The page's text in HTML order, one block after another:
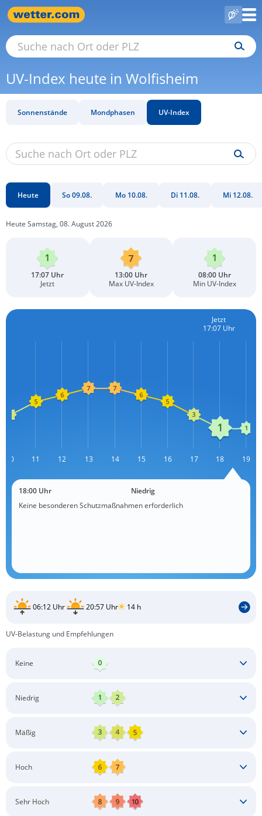
UV-Index heute in Wolfisheim
Sonnenstände Mondphasen UV-Index
Heute So 09.08. Mo 10.08. Di 11.08. Mi 12.08.
Heute Samstag, 08. August 2026
17:07 Uhr
Jetzt
13:00 Uhr
Max UV-Index
08:00 Uhr
Min UV-Index
Jetzt
17:07 Uhr
10 11 12 13 14 15 16 17 18 19
18:00 Uhr
Niedrig
Keine besonderen Schutzmaßnahmen erforderlich
06:12 Uhr 20:57 Uhr 14 h
UV-Belastung und Empfehlungen
Keine
Niedrig
Mäßig
Langärmlige Bekleidung
Hoch
Langärmlige Bekleidung
Sonnenbrille
Sehr Hoch